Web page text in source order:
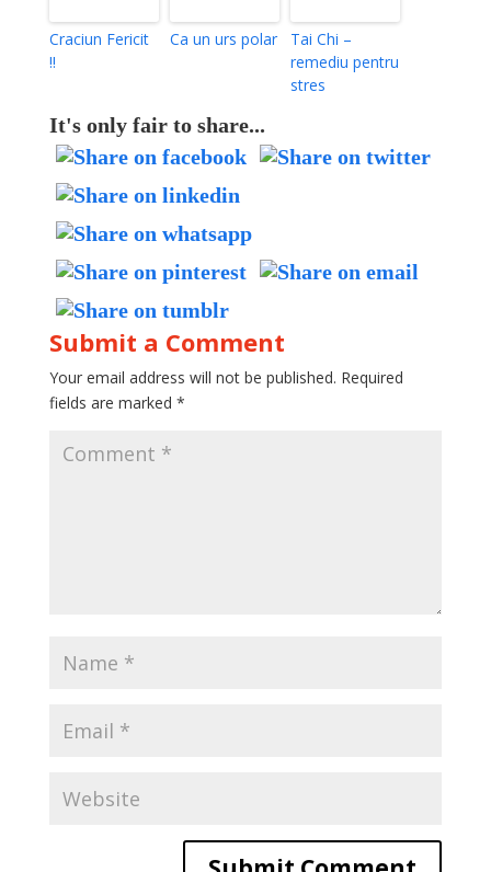
Craciun Fericit
!!
Ca un urs polar
Tai Chi –
remediu pentru
stres
It's only fair to share...
Submit a Comment
Your email address will not be published. Required
fields are marked *